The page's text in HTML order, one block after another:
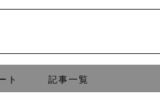
ト 記事一覧